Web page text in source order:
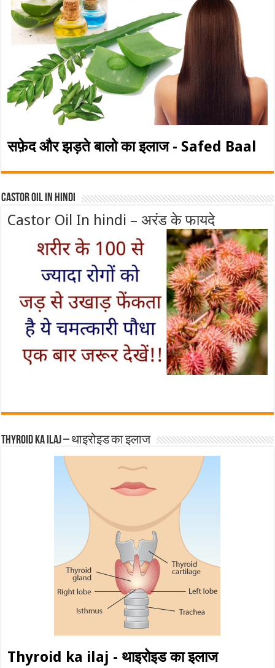
सफ़ेद और झड़ते बालो का इलाज - Safed Baal
Castor Oil In Hindi
Castor Oil In hindi – अरंड के फायदे
Thyroid ka ilaj – थाइरोइड का इलाज
Thyroid ka ilaj - थाइरोइड का इलाज